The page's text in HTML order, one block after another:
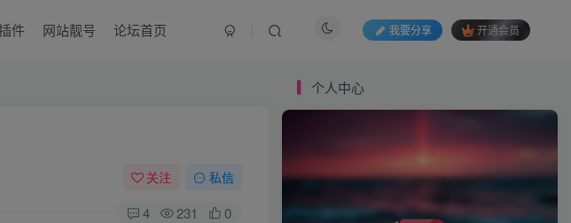
件 网站靓号 论坛首页 我要分享 开通会员
关注 私信
4 231 0
个人中心